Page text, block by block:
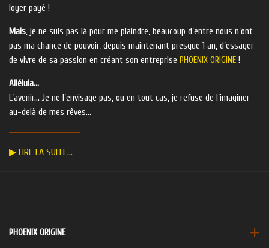
loyer payé !
Mais, je ne suis pas là pour me plaindre, beaucoup d’entre nous n’ont
pas ma chance de pouvoir, depuis maintenant presque 1 an, d’essayer
de vivre de sa passion en créant son entreprise PHOENIX ORIGINE !
Alléluia…
L’avenir… Je ne l’envisage pas, ou en tout cas, je refuse de l’imaginer
au-delà de mes rêves…
▶ LIRE LA SUITE…
PHOENIX ORIGINE